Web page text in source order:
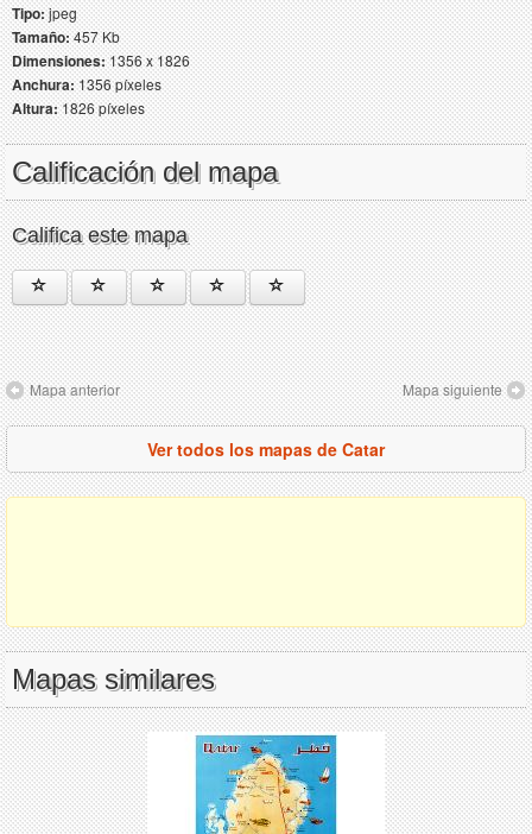
Tipo:jpeg
Tamaño:457 Kb
Dimensiones:1356 x 1826
Anchura:1356 píxeles
Altura:1826 píxeles
Calificación del mapa
Califica este mapa
Mapa anterior Mapa siguiente
Ver todos los mapas de Catar
Mapas similares